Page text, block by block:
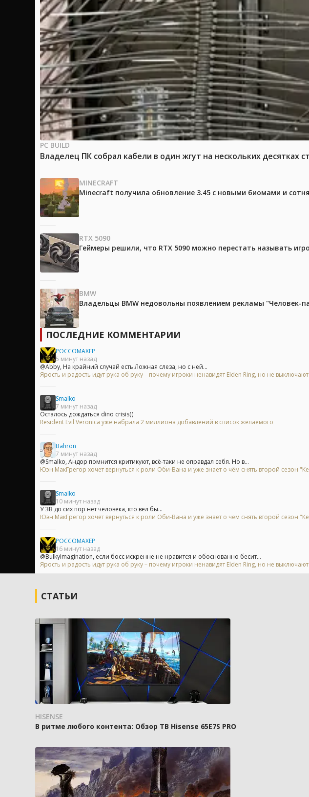
PC BUILD
Владелец ПК собрал кабели в один жгут на нескольких десятках
MINECRAFT
Minecraft получила обновление 3.45 с новыми биомами и
RTX 5090
Геймеры решили, что RTX 5090 можно перестать называть
BMW
Владельцы BMW недовольны появлением рекламы "Человек-
ПОСЛЕДНИЕ КОММЕНТАРИИ
POCCOMAXEP
5 минут назад
@Abby, На крайний случай есть Ложная слеза, но с ней...
Ярость и радость идут рука об руку – почему игроки ненавидят Elden Ring, но не
Smalko
7 минут назад
Осталось дождаться dino crisis((
Resident Evil Veronica уже набрала 2 миллиона добавлений в список желаемого
Bahron
7 минут назад
@Smalko, Андор помнится критикуют, всё-таки не оправдал себя. Но в...
Юэн МакГрегор хочет вернуться к роли Оби-Вана и уже знает о чём снять второй сезон
Smalko
10 минут назад
У ЗВ до сих пор нет человека, кто вел бы...
Юэн МакГрегор хочет вернуться к роли Оби-Вана и уже знает о чём снять второй сезон
POCCOMAXEP
16 минут назад
@BulkyImagination, если босс искренне не нравится и обоснованно бесит...
Ярость и радость идут рука об руку – почему игроки ненавидят Elden Ring, но не
СТАТЬИ
HISENSE
В ритме любого контента: Обзор ТВ Hisense 65E7S PRO